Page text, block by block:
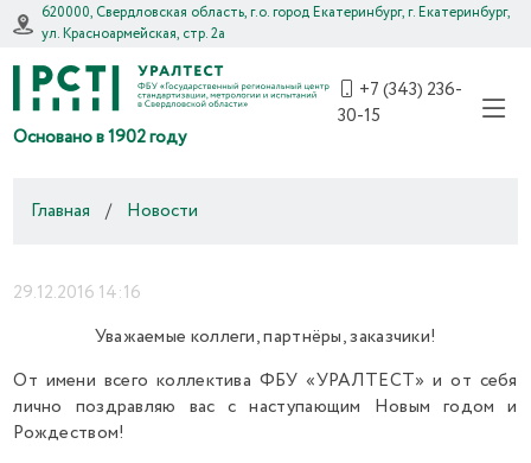
620000, Свердловская область, г.о. город Екатеринбург, г. Екатеринбург,
ул. Красноармейская, стр. 2а
Основано в 1902 году
+7 (343) 236-
30-15
Главная / Новости
29.12.2016 14:16
Уважаемые коллеги, партнёры, заказчики!
От имени всего коллектива ФБУ «УРАЛТЕСТ» и от себя
лично поздравляю вас с наступающим Новым годом и
Рождеством!